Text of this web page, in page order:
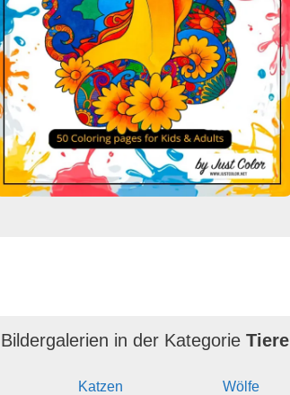
in der KategorieTiere
Katzen
Wölfe